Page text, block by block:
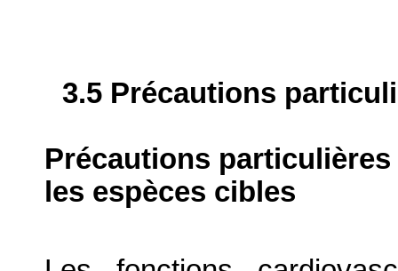
3.5 Précautions
Précautions
les espèces cibles